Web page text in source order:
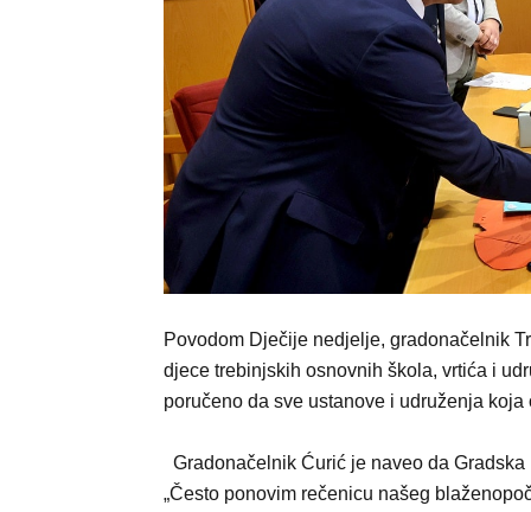
Povodom Dječije nedjelje, gradonačelnik
djece trebinjskih osnovnih škola, vrtića i
poručeno da sve ustanove i udruženja
Gradonačelnik Ćurić je naveo da
„Često ponovim rečenicu našeg